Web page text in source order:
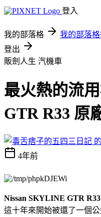
登入
我的部落格 我的部落
登出
販劍人生 汽機車
最火熱的流
GTR R33 原
4年前
Nissan SKYLINE GTR R33
這十年來開始被還了一個